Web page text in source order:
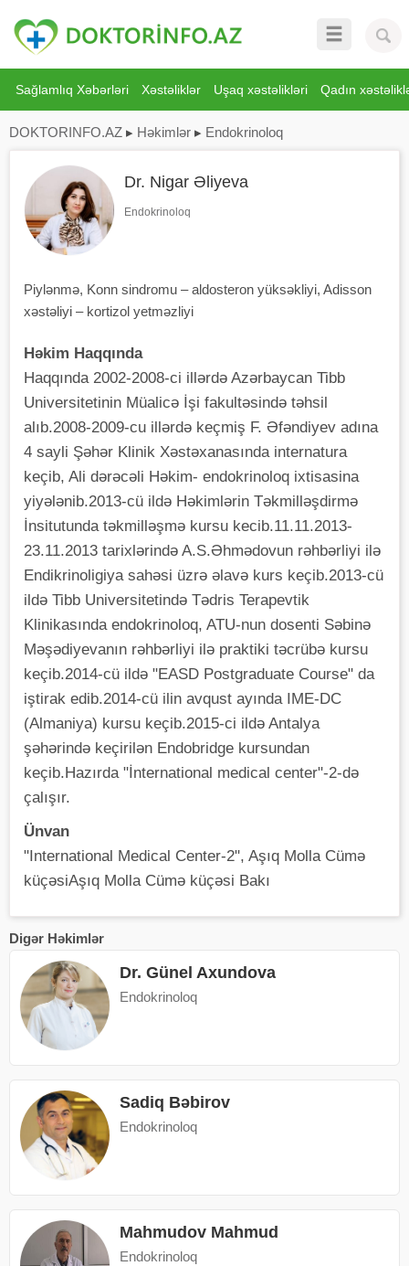
Sağlamlıq Xəbərləri Xəstəliklər Uşaq xəstəlikləri Qadın
DOKTORINFO.AZ ▸ Həkimlər ▸ Endokrinoloq
Dr. Nigar Əliyeva
Endokrinoloq
Piylənmə, Konn sindromu – aldosteron yüksəkliyi, Adisson
xəstəliyi – kortizol yetməzliyi
Həkim Haqqında
Haqqında 2002-2008-ci illərdə Azərbaycan Tibb
Universitetinin Müalicə İşi fakultəsində təhsil
alıb.2008-2009-cu illərdə keçmiş F. Əfəndiyev adına
4 sayli Şəhər Klinik Xəstəxanasında internatura
keçib, Ali dərəcəli Həkim- endokrinoloq ixtisasina
yiyələnib.2013-cü ildə Həkimlərin Təkmilləşdirmə
İnsitutunda təkmilləşmə kursu kecib.11.11.2013-
23.11.2013 tarixlərində A.S.Əhmədovun rəhbərliyi ilə
Endikrinoligiya sahəsi üzrə əlavə kurs keçib.2013-cü
ildə Tibb Universitetində Tədris Terapevtik
Klinikasında endokrinoloq, ATU-nun dosenti Səbinə
Məşədiyevanın rəhbərliyi ilə praktiki təcrübə kursu
keçib.2014-cü ildə "EASD Postgraduate Course" da
iştirak edib.2014-cü ilin avqust ayında IME-DC
(Almaniya) kursu keçib.2015-ci ildə Antalya
şəhərində keçirilən Endobridge kursundan
keçib.Hazırda "İnternational medical center"-2-də
çalışır.
Ünvan
"International Medical Center-2", Aşıq Molla Cümə
küçəsiAşıq Molla Cümə küçəsi Bakı
Digər Həkimlər
Dr. Günel Axundova
Endokrinoloq
Sadiq Bəbirov
Endokrinoloq
Mahmudov Mahmud
Endokrinoloq